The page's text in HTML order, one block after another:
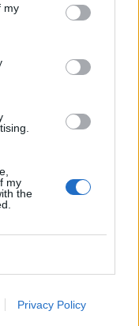
my
my
the
Privacy Policy
für den Mega-Launch